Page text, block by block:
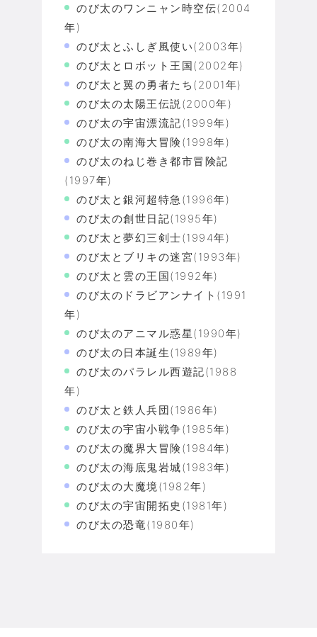
のび太のワンニャン時空伝(2004
年)
のび太とふしぎ風使い(2003年)
のび太とロボット王国(2002年)
のび太と翼の勇者たち(2001年)
のび太の太陽王伝説(2000年)
のび太の宇宙漂流記(1999年)
のび太の南海大冒険(1998年)
のび太のねじ巻き都市冒険記
(1997年)
のび太と銀河超特急(1996年)
のび太の創世日記(1995年)
のび太と夢幻三剣士(1994年)
のび太とブリキの迷宮(1993年)
のび太と雲の王国(1992年)
のび太のドラビアンナイト(1991
年)
のび太のアニマル惑星(1990年)
のび太の日本誕生(1989年)
のび太のパラレル西遊記(1988
年)
のび太と鉄人兵団(1986年)
のび太の宇宙小戦争(1985年)
のび太の魔界大冒険(1984年)
のび太の海底鬼岩城(1983年)
のび太の大魔境(1982年)
のび太の宇宙開拓史(1981年)
のび太の恐竜(1980年)